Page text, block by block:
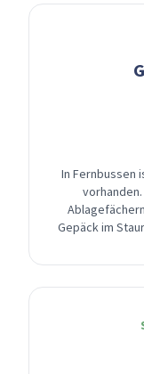
In Fernbussen
Gepäck im